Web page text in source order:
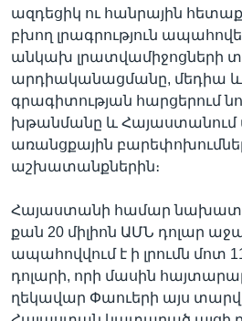
ազդեցիկ ու հանրային
բխող լրագրություն
անկախ լրատվամիջոցների
արդիականացմանը, մեդիա
գրագիտության հարցերում
խթանմանը և Հայաստանում
առանցքային
աշխատանքներին։
Հայաստանի համար
քան 20 միլիոն ԱՄՆ դոլար
ապահովվում է ի լրումն մոտ
դոլարի, որի մասին
ղեկավար Փաուերի այս